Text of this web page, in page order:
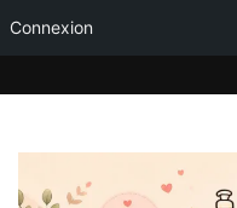
Connexion